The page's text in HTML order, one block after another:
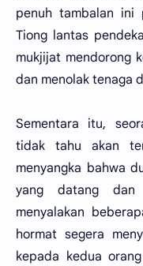
penuh tambalan ini
Tiong lantas
mukjijat mendorong
dan menolak tenaga
Sementara itu,
tidak tahu akan
menyangka bahwa
yang datang dan
menyalakan
hormat segera
kepada kedua